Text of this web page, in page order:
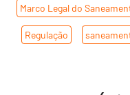
Marco Legal do
Regulação